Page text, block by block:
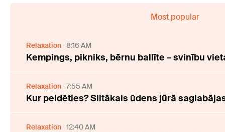
Most popular
Relaxation 8:16 AM
Kempings, pikniks, bērnu ballīte – svinību
Relaxation 7:55 AM
Kur peldēties? Siltākais ūdens jūrā
Relaxation 12:40 AM